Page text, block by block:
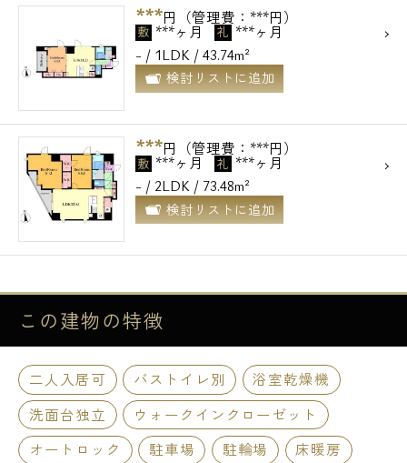
***円（管理費：***円）
敷 ***ヶ月 礼 ***ヶ月
- / 1LDK / 43.74m²
検討リストに追加
***円（管理費：***円）
敷 ***ヶ月 礼 ***ヶ月
- / 2LDK / 73.48m²
検討リストに追加
この建物の特徴
二人入居可 バストイレ別
浴室乾燥機
洗面台独立
ウォークインクローゼット
オートロック
駐車場 駐輪場 床暖房